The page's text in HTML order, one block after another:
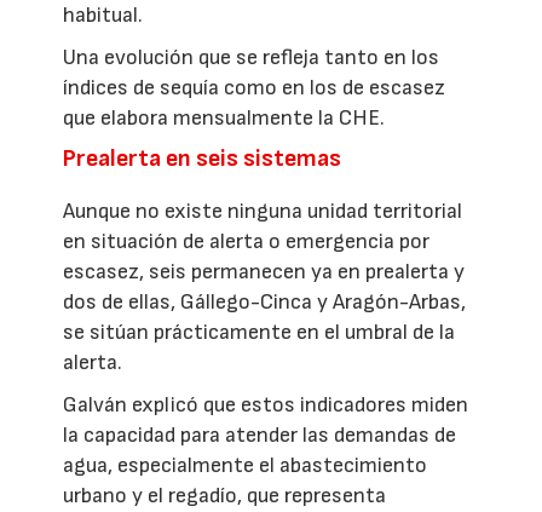
habitual.
Una evolución que se refleja tanto en los
índices de sequía como en los de escasez
que elabora mensualmente la CHE.
Prealerta en seis sistemas
Aunque no existe ninguna unidad territorial
en situación de alerta o emergencia por
escasez, seis permanecen ya en prealerta y
dos de ellas, Gállego-Cinca y Aragón-Arbas,
se sitúan prácticamente en el umbral de la
alerta.
Galván explicó que estos indicadores miden
la capacidad para atender las demandas de
agua, especialmente el abastecimiento
urbano y el regadío, que representa